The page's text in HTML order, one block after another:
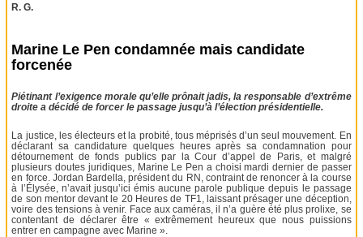
R. G.
Marine Le Pen condamnée mais candidate
forcenée
Piétinant l’exigence morale qu’elle prônait jadis, la responsable d’extrême
droite a décidé de forcer le passage jusqu’à l’élection présidentielle.
La justice, les électeurs et la probité, tous méprisés d’un seul mouvement. En
déclarant sa candidature quelques heures après sa condamnation pour
détournement de fonds publics par la Cour d’appel de Paris, et malgré
plusieurs doutes juridiques, Marine Le Pen a choisi mardi dernier de passer
en force. Jordan Bardella, président du RN, contraint de renoncer à la course
à l’Élysée, n’avait jusqu’ici émis aucune parole publique depuis le passage
de son mentor devant le 20 Heures de TF1, laissant présager une déception,
voire des tensions à venir. Face aux caméras, il n’a guère été plus prolixe, se
contentant de déclarer être « extrêmement heureux que nous puissions
entrer en campagne avec Marine ».